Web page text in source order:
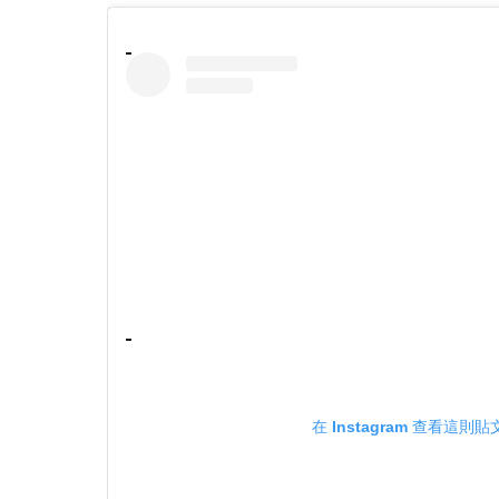
在 Instagram 查看這則貼